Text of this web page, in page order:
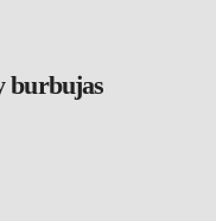
burbujas